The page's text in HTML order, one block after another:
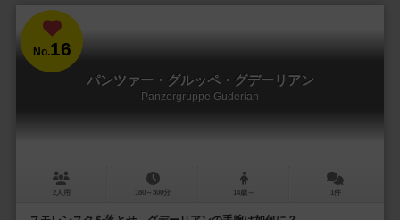
No.16
パンツァー・グルッペ・グデーリアン
Panzergruppe Guderian
2人用 180～300分 14歳～ 1件